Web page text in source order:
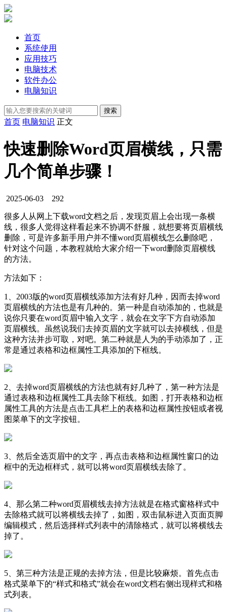
首页
系统使用
应用技巧
电脑技术
软件办公
电脑知识
首页 电脑知识 正文
快速删除Word页眉横线，只需
几个简单步骤！
2025-06-03 292
很多人从网上下载word文档之后，发现页眉上会出现一条横
线，很多人觉得这样看起来不协调不舒服，就想要将页眉横线
删除，可是许多新手用户并不懂word页眉横线怎么删除吧，
针对这个问题，本教程就给大家介绍一下word删除页眉横线
的方法。
方法如下：
1、2003版的word页眉横线添加方法有好几种，因而去掉word
页眉横线的方法也是有几种的。第一种是自动添加的，也就是
说你只要在word页眉中输入文字，就会在文字下方自动添加
页眉横线。虽然说我们去掉页眉的文字就可以去掉横线，但是
这种方法并步可取，对吧。第二种就是人为的手动添加了，正
常是通过表格和边框属性工具添加的下框线。
2、去掉word页眉横线的方法也就有好几种了，第一种方法是
通过表格和边框属性工具去除下框线。如图，打开表格和边框
属性工具的方法是点击工具栏上的表格和边框属性按钮或者视
图菜单下的文字按钮。
3、然后全选页眉中的文字，再点击表格和边框属性窗口的边
框中的无边框样式，就可以将word页眉横线去除了。
4、那么第二种word页眉横线去掉方法就是在格式窗格样式中
去除格式就可以将横线去掉了，如图，双击鼠标进入页面页脚
编辑模式，然后选择样式列表中的清除格式，就可以将横线去
掉了。
5、第三种方法是正规的去掉方法，但是比较麻烦。首先点击
格式菜单下的“样式和格式”就会在word文档右侧出现样式和格
式列表。